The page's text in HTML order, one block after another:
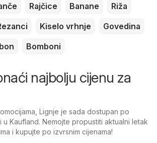
Rajčice Banane
Riža
Kiselo vrhnje
Govedina
Bomboni
najbolju cijenu za
Lignje je sada dostupan po
Kaufland. Nemojte propustiti aktualni letak
i kupujte po izvrsnim cijenama!